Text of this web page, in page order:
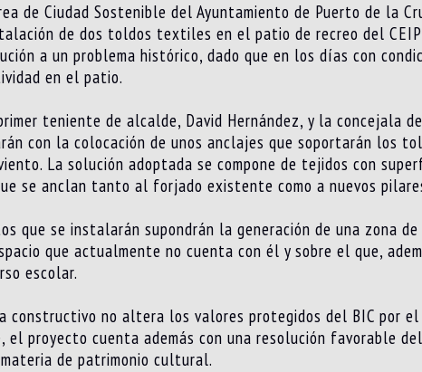
de Ciudad Sostenible del Ayuntamiento de Puerto de la
de dos toldos textiles en el patio de recreo del
a un problema histórico, dado que en los días con
en el patio.
teniente de alcalde, David Hernández, y la concejala
con la colocación de unos anclajes que soportarán los
La solución adoptada se compone de tejidos con
se anclan tanto al forjado existente como a nuevos
que se instalarán supondrán la generación de una zona
que actualmente no cuenta con él y sobre el que,
escolar.
constructivo no altera los valores protegidos del BIC por
el proyecto cuenta además con una resolución favorable
de patrimonio cultural.